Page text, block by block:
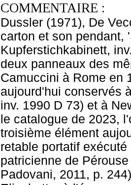
COMMENTAIRE :
Dussler (1971), De
carton et son pendant,
Kupferstichkabinett,
deux panneaux des
Camuccini à Rome en
aujourd'hui conservés
inv. 1990 D 73) et à
le catalogue de 2023,
troisième élément
retable portatif
patricienne de
Padovani, 2011, p.